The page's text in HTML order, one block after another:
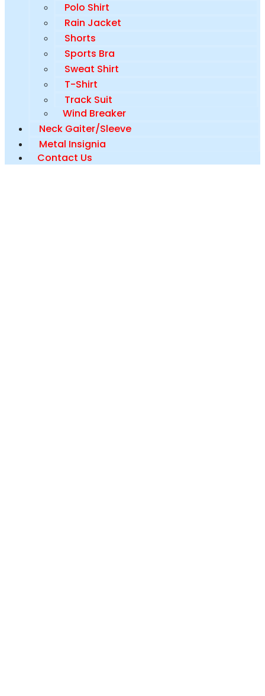
Polo Shirt
Rain Jacket
Shorts
Sports Bra
Sweat Shirt
T-Shirt
Track Suit
Wind Breaker
Neck Gaiter/Sleeve
Metal Insignia
Contact Us